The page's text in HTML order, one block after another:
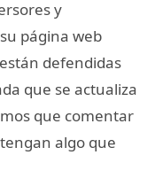
y
página web
defendidas
que se actualiza
que comentar
algo que